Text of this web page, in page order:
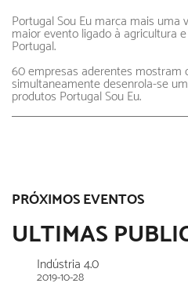
Portugal Sou Eu marca mais uma
maior evento ligado à agricultura
Portugal.
60 empresas aderentes mostram
simultaneamente desenrola-se
produtos Portugal Sou Eu.
PRÓXIMOS EVENTOS
ULTIMAS
Indústria 4.0
2019-10-28